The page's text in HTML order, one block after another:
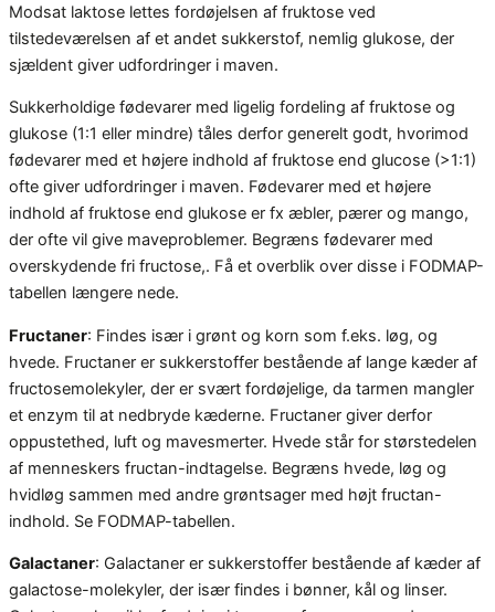
Modsat laktose lettes fordøjelsen af fruktose ved
tilstedeværelsen af et andet sukkerstof, nemlig glukose, der
sjældent giver udfordringer i maven.
Sukkerholdige fødevarer med ligelig fordeling af fruktose og
glukose (1:1 eller mindre) tåles derfor generelt godt, hvorimod
fødevarer med et højere indhold af fruktose end glucose (>1:1)
ofte giver udfordringer i maven. Fødevarer med et højere
indhold af fruktose end glukose er fx æbler, pærer og mango,
der ofte vil give maveproblemer. Begræns fødevarer med
overskydende fri fructose,. Få et overblik over disse i FODMAP-
tabellen længere nede.
Fructaner: Findes især i grønt og korn som f.eks. løg, og
hvede. Fructaner er sukkerstoffer bestående af lange kæder af
fructosemolekyler, der er svært fordøjelige, da tarmen mangler
et enzym til at nedbryde kæderne. Fructaner giver derfor
oppustethed, luft og mavesmerter. Hvede står for størstedelen
af menneskers fructan-indtagelse. Begræns hvede, løg og
hvidløg sammen med andre grøntsager med højt fructan-
indhold. Se FODMAP-tabellen.
Galactaner: Galactaner er sukkerstoffer bestående af kæder af
galactose-molekyler, der især findes i bønner, kål og linser.